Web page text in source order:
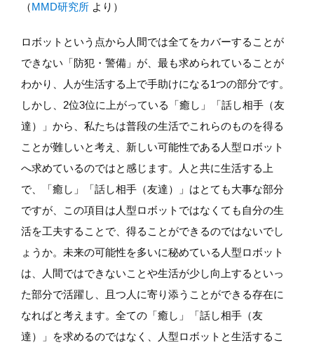
（MMD研究所 より）
ロボットという点から人間では全てをカバーすることが
できない「防犯・警備」が、最も求められていることが
わかり、人が生活する上で手助けになる1つの部分です。
しかし、2位3位に上がっている「癒し」「話し相手（友
達）」から、私たちは普段の生活でこれらのものを得る
ことが難しいと考え、新しい可能性である人型ロボット
へ求めているのではと感じます。人と共に生活する上
で、「癒し」「話し相手（友達）」はとても大事な部分
ですが、この項目は人型ロボットではなくても自分の生
活を工夫することで、得ることができるのではないでし
ょうか。未来の可能性を多いに秘めている人型ロボット
は、人間ではできないことや生活が少し向上するといっ
た部分で活躍し、且つ人に寄り添うことができる存在に
なればと考えます。全ての「癒し」「話し相手（友
達）」を求めるのではなく、人型ロボットと生活するこ